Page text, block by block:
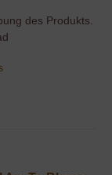
des Produkts.